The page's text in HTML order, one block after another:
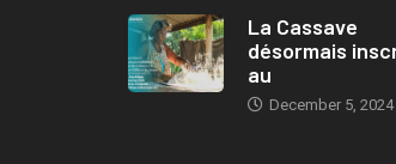
La Cassave
désormais
au
December 5, 2024